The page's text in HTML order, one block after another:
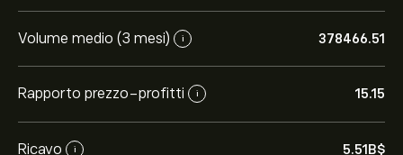
Volume medio (3 mesi) i 378466.51
Rapporto prezzo-profitti i 15.15
Ricavo i 5.51B‎$‎